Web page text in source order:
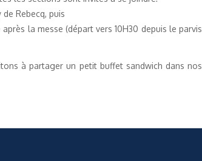
Rebecq, puis
la messe (départ vers 10H30 depuis le parvis
à partager un petit buffet sandwich dans nos